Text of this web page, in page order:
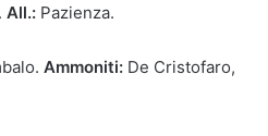
All.: Pazienza.
Ammoniti: De Cristofaro,